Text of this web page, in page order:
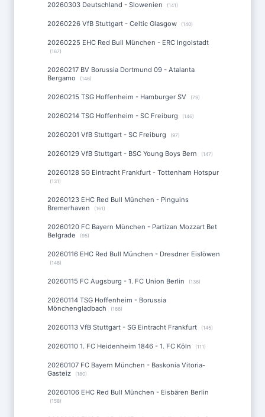
20260303 Deutschland - Slowenien (141)
20260226 VfB Stuttgart - Celtic Glasgow (140)
20260225 EHC Red Bull München - ERC Ingolstadt
(167)
20260217 BV Borussia Dortmund 09 - Atalanta
Bergamo
(146)
20260215 TSG Hoffenheim - Hamburger SV (79)
20260214 TSG Hoffenheim - SC Freiburg (146)
20260201 VfB Stuttgart - SC Freiburg (97)
20260129 VfB Stuttgart - BSC Young Boys Bern (147)
20260128 SG Eintracht Frankfurt - Tottenham Hotspur
(131)
20260123 EHC Red Bull München - Pinguins
Bremerhaven
(161)
20260120 FC Bayern München - Partizan Mozzart Bet
Belgrade
(95)
20260116 EHC Red Bull München - Dresdner Eislöwen
(148)
20260115 FC Augsburg - 1. FC Union Berlin (136)
20260114 TSG Hoffenheim - Borussia
Mönchengladbach
(166)
20260113 VfB Stuttgart - SG Eintracht Frankfurt (145)
20260110 1. FC Heidenheim 1846 - 1. FC Köln (111)
20260107 FC Bayern München - Baskonia Vitoria-
Gasteiz
(180)
20260106 EHC Red Bull München - Eisbären Berlin
(158)